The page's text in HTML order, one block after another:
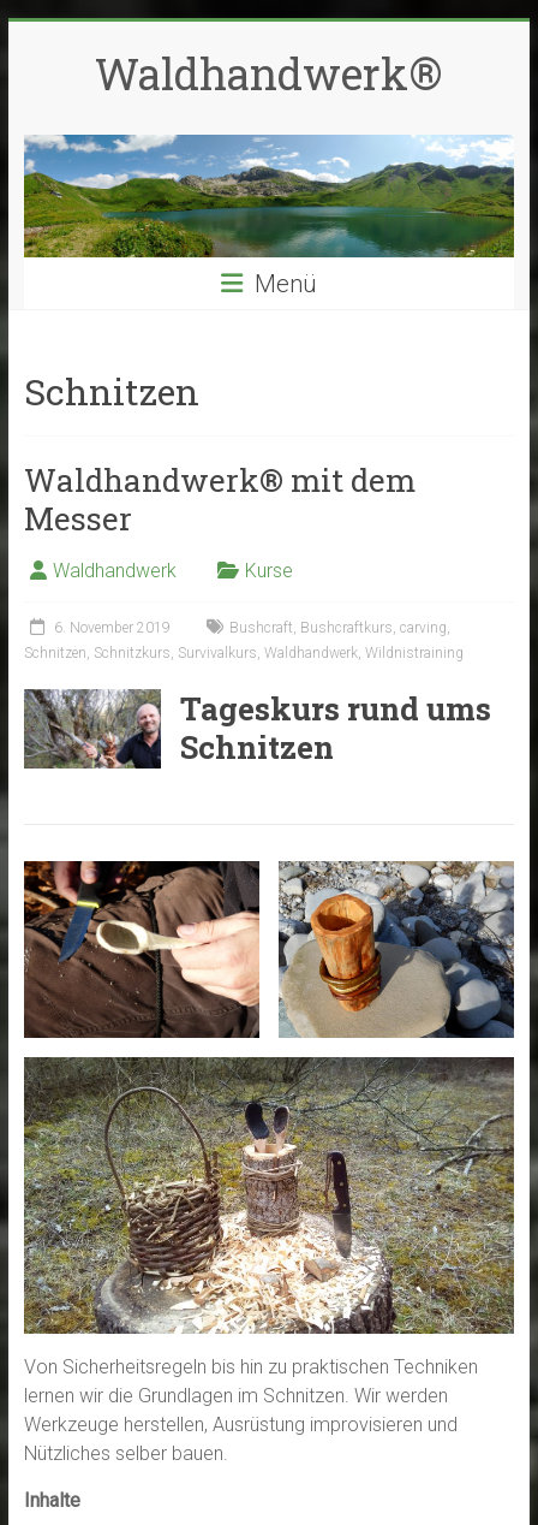
Waldhandwerk®
Menü
Schnitzen
Waldhandwerk® mit dem
Messer
Waldhandwerk Kurse
6. November 2019 Bushcraft, Bushcraftkurs, carving,
Schnitzen, Schnitzkurs, Survivalkurs, Waldhandwerk, Wildnistraining
Tageskurs rund ums
Schnitzen
Von Sicherheitsregeln bis hin zu praktischen Techniken
lernen wir die Grundlagen im Schnitzen. Wir werden
Werkzeuge herstellen, Ausrüstung improvisieren und
Nützliches selber bauen.
Inhalte